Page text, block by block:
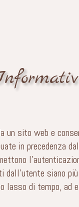
un sito web e
in precedenza
siano
lasso di tempo,